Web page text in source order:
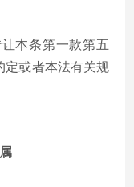
本条第一款第五
定或者本法有关规